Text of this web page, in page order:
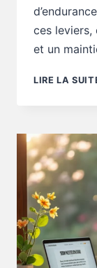
ces leviers,
et un
LIRE LA